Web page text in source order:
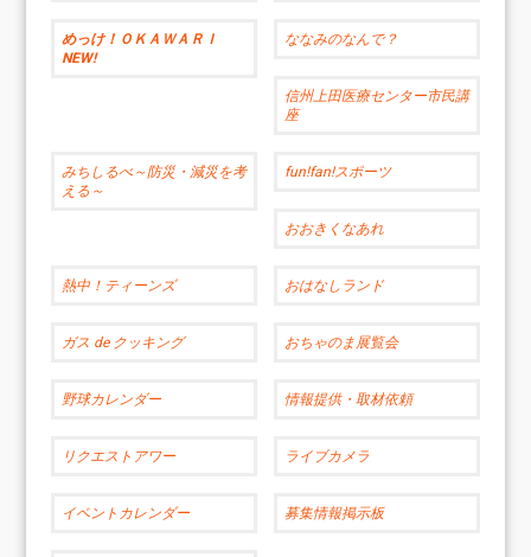
めっけ！ＯＫＡＷＡＲＩ
NEW!
ななみのなんで？
信州上田医療センター市民講
座
みちしるべ～防災・減災を考
える～
fun!fan!スポーツ
おおきくなあれ
熱中！ティーンズ おはなしランド
ガス de クッキング おちゃのま展覧会
野球カレンダー 情報提供・取材依頼
リクエストアワー ライブカメラ
イベントカレンダー 募集情報掲示板